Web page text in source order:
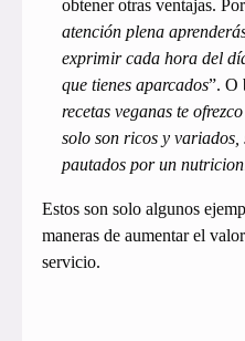
obtener otras ventajas.
atención plena
exprimir cada hora del
que tienes aparcados”. O
recetas veganas te
solo son ricos y variados,
pautados por un
Estos son solo algunos
maneras de aumentar el
servicio.